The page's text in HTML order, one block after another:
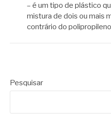
– é um tipo de plástico
mistura de dois ou mais
contrário do
Pesquisar